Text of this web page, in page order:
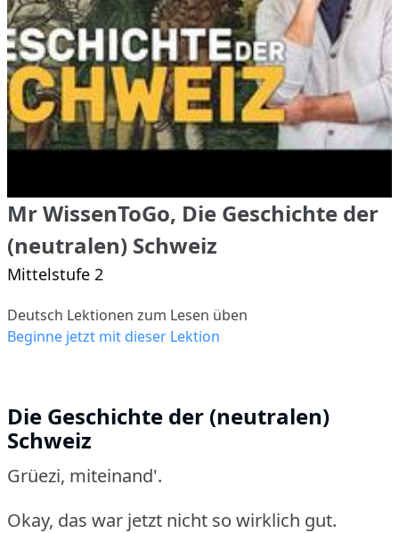
Mr WissenToGo, Die Geschichte der
(neutralen) Schweiz
Mittelstufe 2
Deutsch Lektionen zum Lesen üben
Beginne jetzt mit dieser Lektion
Die Geschichte der (neutralen)
Schweiz
Grüezi, miteinand'.
Okay, das war jetzt nicht so wirklich gut.